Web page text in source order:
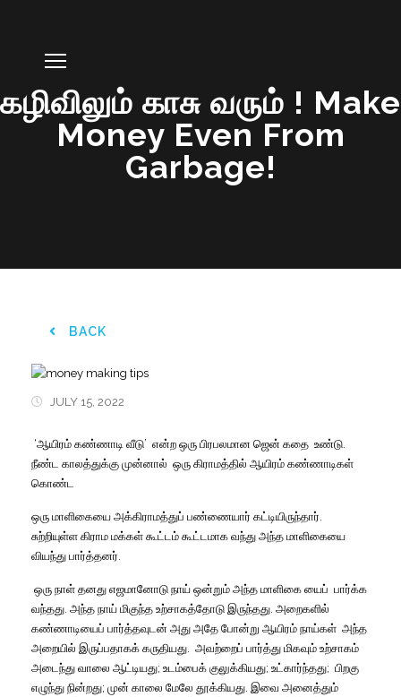
கழிவிலும் காசு வரும் ! Make
Money Even From
Garbage!
BACK
JULY 15, 2022
‘ஆயிரம் கண்ணாடி வீடு’ என்ற ஒரு பிரபலமான ஜென் கதை உண்டு
நீண்ட
காலத்துக்கு முன்னால் ஒரு கிராமத்தில் ஆயிரம் கண்ணாடிகள்
கொண்ட
ஒரு மாளிகையை அக்கிராமத்துப் பண்ணையார் கட்டியிருந்தார்
சுற்றியுள்ள கிராம மக்கள் கூட்டம் கூட்டமாக வந்து அந்த மாளிகையை
வியந்து பார்த்தனர்
ஒரு நாள் தனது எஜமானோடு நாய் ஒன்றும் அந்த மாளிகை யைப் பார்க்க
வந்தது அந்த நாய் மிகுந்த உற்சாகத்தோடு இருந்தது அறைகளில்
கண்ணாடியைப் பார்த்தவுடன் அது அதே போன்று ஆயிரம் நாய்கள் அந்த
அறையில் இருப்பதாகக் கருதியது அவற்றைப் பார்த்து மிகவும் உற்சாகம்
அடைந்து வாலை ஆட்டியது; உடம்பைக் குலுக்கியது; உட்கார்ந்தது; பிறகு
எழுந்து நின்றது; முன் காலை மேலே தூக்கியது இவை அனைத்தும்